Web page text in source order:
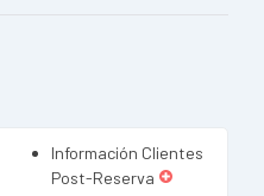
Información Clientes
Post-Reserva